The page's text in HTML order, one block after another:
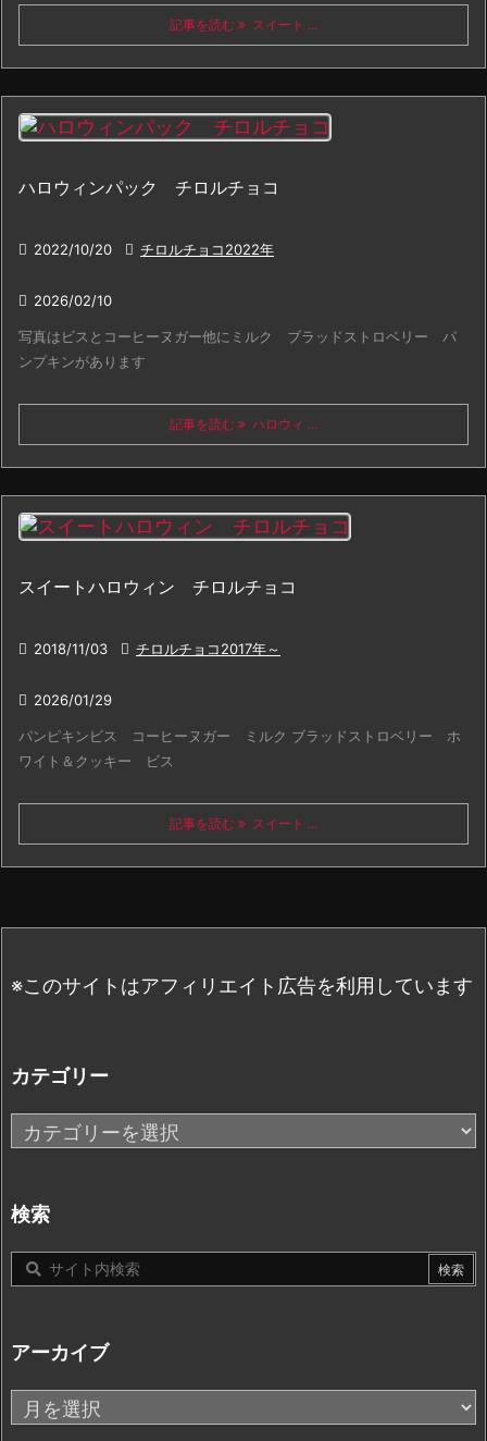
記事を読む スイート ...
ハロウィンパック チロルチョコ
 2022/10/20  チロルチョコ2022年
 2026/02/10
写真はビスとコーヒーヌガー他にミルク ブラッドストロベリー パ
ンプキンがあります
記事を読む ハロウィ ...
スイートハロウィン チロルチョコ
 2018/11/03  チロルチョコ2017年～
 2026/01/29
パンピキンビス コーヒーヌガー ミルク ブラッドストロベリー ホ
ワイト＆クッキー ビス
記事を読む スイート ...
※このサイトはアフィリエイト広告を利用しています
カテゴリー
カ
テ
リ
ー
検索
アーカイブ
ア
ー